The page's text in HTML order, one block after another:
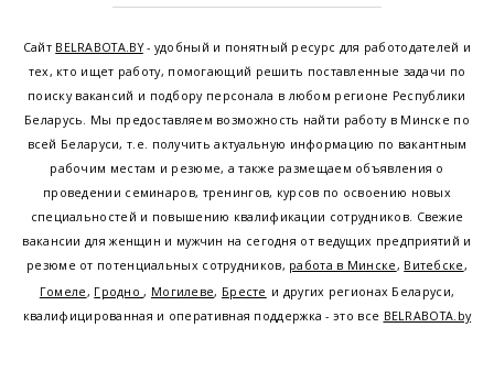
Сайт BELRABOTA.BY- удобный и понятный ресурс для работодателей и
тех, кто ищет работу, помогающий решить поставленные задачи по
поиску вакансий и подбору персонала в любом регионе Республики
Беларусь. Мы предоставляем возможность найти работу в Минске по
всей Беларуси, т.е. получить актуальную информацию по вакантным
рабочим местам и резюме, а также размещаем объявления о
проведении семинаров, тренингов, курсов по освоению новых
специальностей и повышению квалификации сотрудников. Свежие
вакансии для женщин и мужчин на сегодня от ведущих предприятий и
резюме от потенциальных сотрудников, работа в Минске, Витебске,
Гомеле, Гродно, Могилеве, Бресте и других регионах Беларуси,
квалифицированная и оперативная поддержка - это все BELRABOTA.by